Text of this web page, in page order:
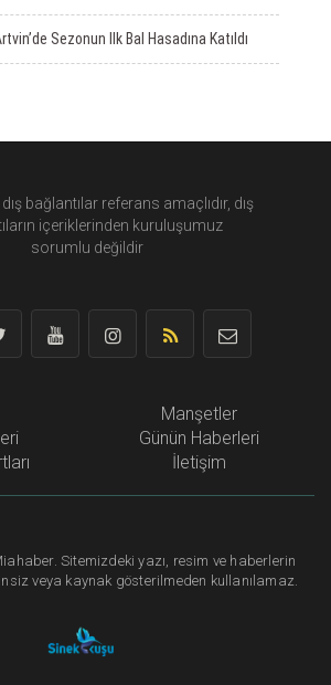
Sezonun Ilk Bal Hasadına Katıldı
bağlantılar referans amaçlıdır, dış
içeriklerinden kuruluşumuz
sorumlu değildir
Manşetler
Günün Haberleri
İletişim
Sitemizdeki yazı, resim ve haberlerin
veya kaynak gösterilmeden kullanılamaz.